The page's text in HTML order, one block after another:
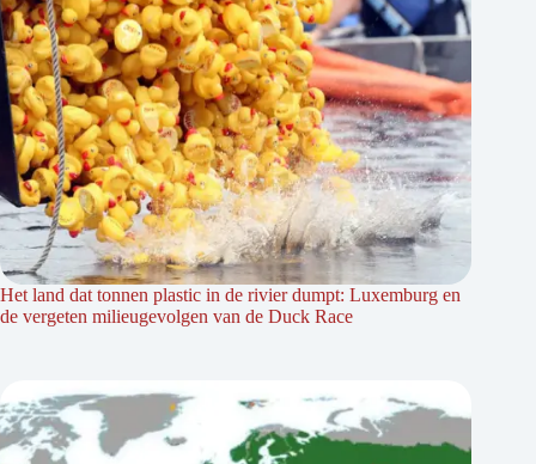
Het land dat tonnen plastic in de rivier dumpt: Luxemburg en
de vergeten milieugevolgen van de Duck Race